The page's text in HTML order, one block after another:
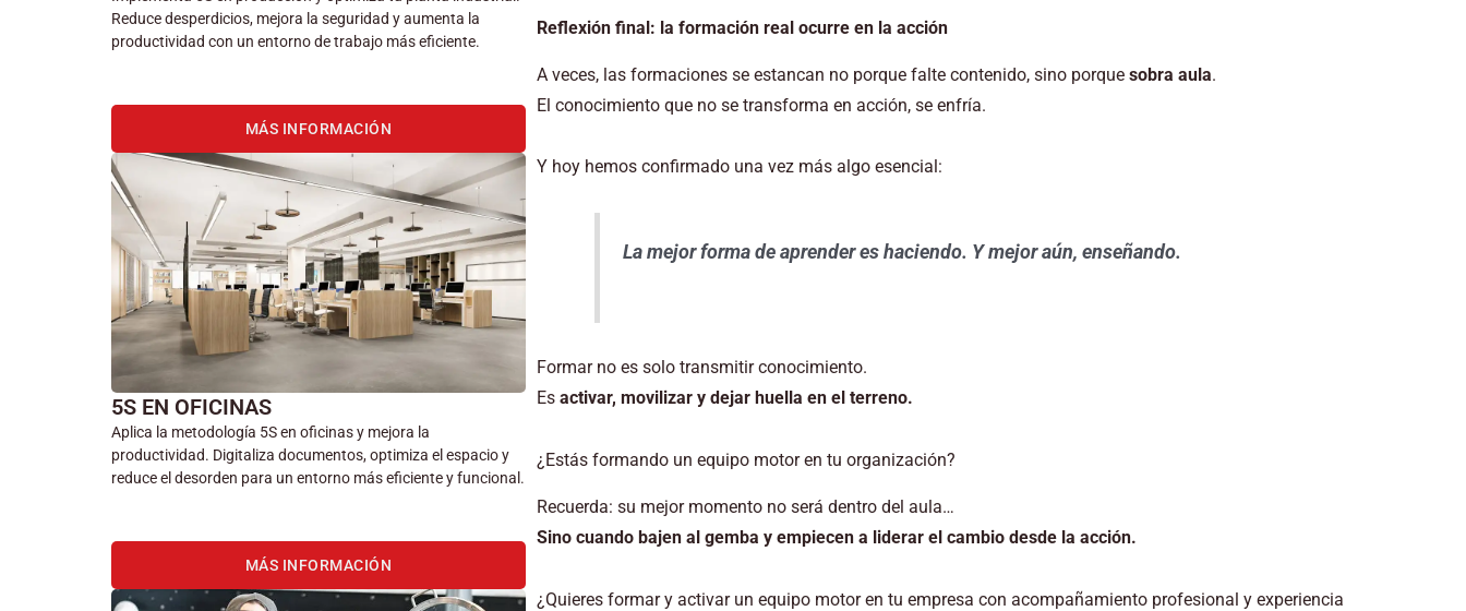
Reduce desperdicios, mejora la seguridad y aumenta la
productividad con un entorno de trabajo más eficiente.
MÁS INFORMACIÓN
5S EN OFICINAS
Aplica la metodología 5S en oficinas y mejora la
productividad. Digitaliza documentos, optimiza el espacio y
reduce el desorden para un entorno más eficiente y funcional.
MÁS INFORMACIÓN
Reflexión final: la formación real ocurre en la acción
A veces, las formaciones se estancan no porque falte contenido, sino porque sobra aula.
El conocimiento que no se transforma en acción, se enfría.
Y hoy hemos confirmado una vez más algo esencial:
La mejor forma de aprender es haciendo. Y mejor aún, enseñando.
Formar no es solo transmitir conocimiento.
Es activar, movilizar y dejar huella en el terreno.
¿Estás formando un equipo motor en tu organización?
Recuerda: su mejor momento no será dentro del aula…
Sino cuando bajen al gemba y empiecen a liderar el cambio desde la acción.
¿Quieres formar y activar un equipo motor en tu empresa con acompañamiento profesional y experiencia